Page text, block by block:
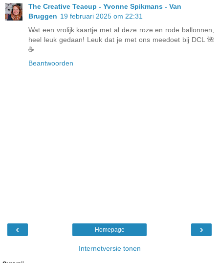
The Creative Teacup - Yvonne Spikmans - Van
Bruggen 19 februari 2025 om 22:31
Wat een vrolijk kaartje met al deze roze en rode ballonnen,
heel leuk gedaan! Leuk dat je met ons meedoet bij DCL 🌺
☕️
Beantwoorden
‹ ›
Homepage
Internetversie tonen